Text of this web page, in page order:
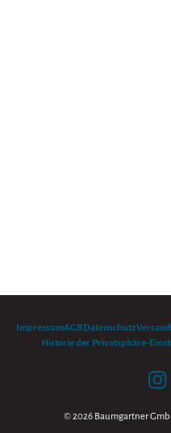
ImpressumAGBDatenschutz
Historie der Privatsphäre-
© 2026 Baumgartner